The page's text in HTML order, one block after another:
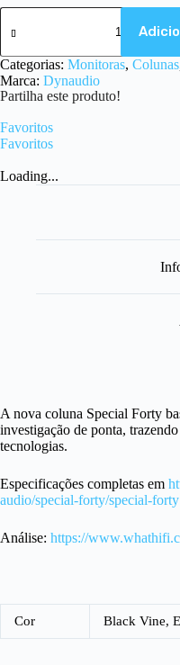
Categorias: Monitoras, Colunas
Marca: Dynaudio
Partilha este produto!
Favoritos
Favoritos
Loading...
A nova coluna Special Forty
investigação de ponta,
tecnologias.
Especificações completas em
audio/special-forty/special-forty
Análise: https://
Cor Black Vine,